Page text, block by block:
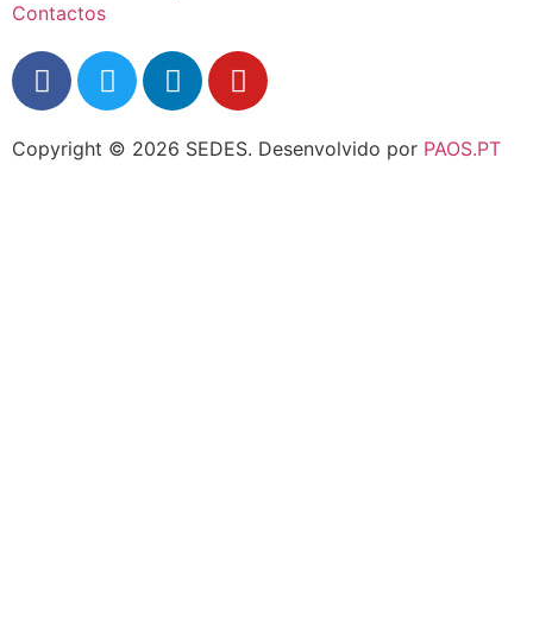
Contactos
Copyright © 2026 SEDES. Desenvolvido por PAOS.PT